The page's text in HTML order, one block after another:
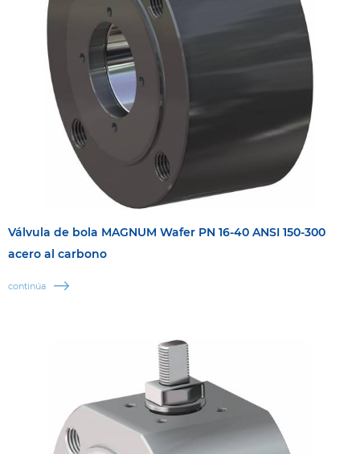
Válvula de bola MAGNUM Wafer PN 16-40 ANSI 150-300
acero al carbono
continúa